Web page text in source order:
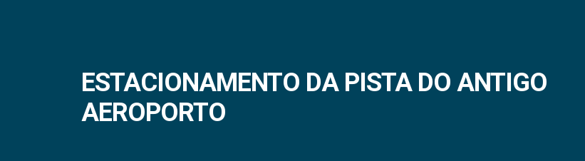
ESTACIONAMENTO DA PISTA DO ANTIGO
AEROPORTO